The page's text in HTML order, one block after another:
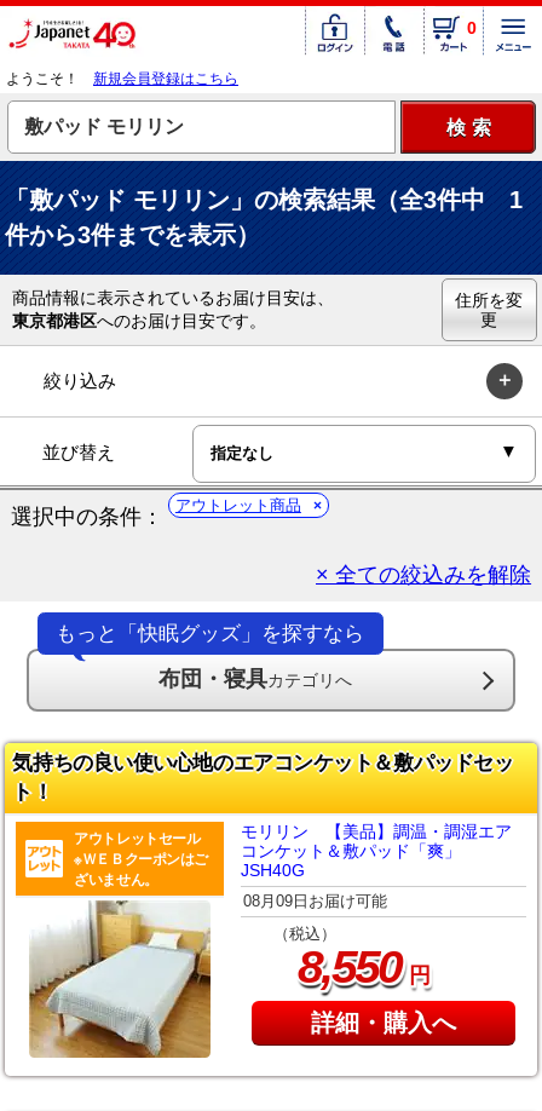
0
ようこそ！ 新規会員登録はこちら
「敷パッド モリリン」の検索結果（全3件中 1
件から3件までを表示）
商品情報に表示されているお届け目安は、
東京都港区へのお届け目安です。
住所を変
更
絞り込み
並び替え
選択中の条件： アウトレット商品
× 全ての絞込みを解除
もっと「快眠グッズ」を探すなら
布団・寝具カテゴリへ
気持ちの良い使い心地のエアコンケット＆敷パッドセッ
ト！
アウトレットセール
※ＷＥＢクーポンはご
ざいません。
モリリン 【美品】調温・調湿エア
コンケット＆敷パッド「爽」
JSH40G
08月09日お届け可能
（税込）
8,550円
詳細・購入へ